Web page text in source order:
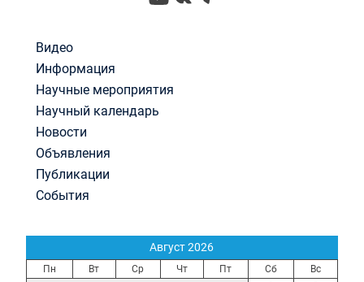
Видео
Информация
Научные мероприятия
Научный календарь
Новости
Объявления
Публикации
События
Август 2026
Пн Вт Ср Чт Пт Сб
Вс